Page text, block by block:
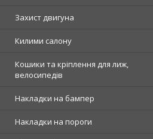
Захист двигуна
Килими салону
Кошики та кріплення для лиж,
велосипедів
Накладки на бампер
Накладки на пороги